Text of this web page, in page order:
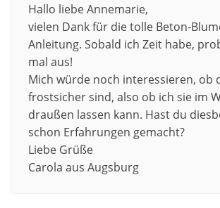
Hallo liebe Annemarie,
vielen Dank für die tolle Beton-
Anleitung. Sobald ich Zeit habe,
mal aus!
Mich würde noch interessieren, ob
frostsicher sind, also ob ich sie im
draußen lassen kann. Hast du
schon Erfahrungen gemacht?
Liebe Grüße
Carola aus Augsburg